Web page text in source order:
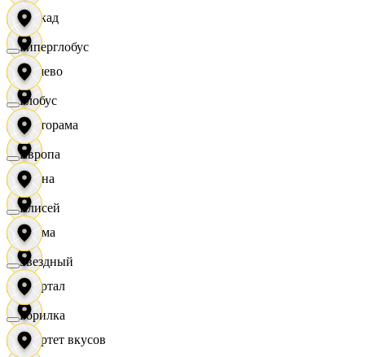
Каскад
Дёшево
Касторама
Диана
Дисма
Квартал
Квартет вкусов
Гиперглобус
Глобус
Европа
Елисей
Звездный
Горилка